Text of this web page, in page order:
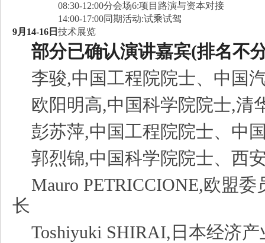
08:30-12:00分会场6:项目路演与资本对接
14:00-17:00同期活动:试乘试驾
9月14-16日 技术展览
部分已确认演讲嘉宾(排名不
李骏,中国工程院院士、中国
欧阳明高,中国科学院院士,清
彭苏萍,中国工程院院士、中
郭烈锦,中国科学院院士、西
Mauro PETRICCIONE,欧盟
长
Toshiyuki SHIRAI,日本经济